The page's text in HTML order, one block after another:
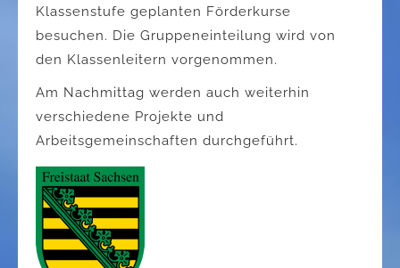
Klassenstufe geplanten Förderkurse
besuchen. Die Gruppeneinteilung wird von
den Klassenleitern vorgenommen.
Am Nachmittag werden auch weiterhin
verschiedene Projekte und
Arbeitsgemeinschaften durchgeführt.